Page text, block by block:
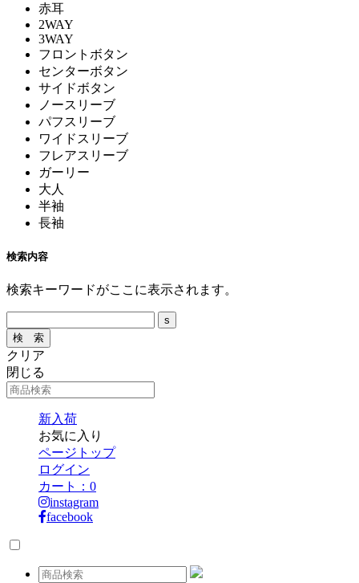
赤耳
2WAY
3WAY
フロントボタン
センターボタン
サイドボタン
ノースリーブ
パフスリーブ
ワイドスリーブ
フレアスリーブ
ガーリー
大人
半袖
長袖
検索内容
検索キーワードがここに表示されます。
クリア
閉じる
新入荷
お気に入り
ページトップ
ログイン
カート： 0
instagram
facebook